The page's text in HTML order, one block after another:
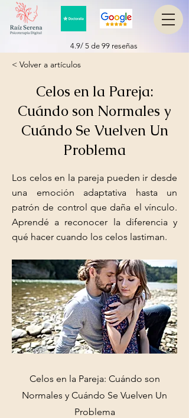
4.9/ 5 de 99 reseñas
< Volver a artículos
Celos en la Pareja:
Cuándo son Normales y
Cuándo Se Vuelven Un
Problema
Los celos en la pareja pueden ir desde
una emoción adaptativa hasta un
patrón de control que daña el vínculo.
Aprendé a reconocer la diferencia y
qué hacer cuando los celos lastiman.
Celos en la Pareja: Cuándo son
Normales y Cuándo Se Vuelven Un
Problema